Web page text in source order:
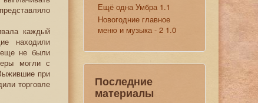
каждый
находили
еще не были
могли с
при
торговле
Ещё одна Умбра 1.1
Новогодние главное
меню и музыка - 2 1.0
Последние
материалы